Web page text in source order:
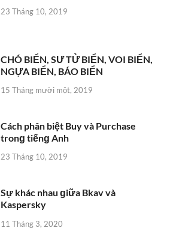
23 Tháng 10, 2019
CHÓ BIỂN, SƯ TỬ BIỂN, VOI BIỂN,
NGỰA BIỂN, BÁO BIỂN
15 Tháng mười một, 2019
Cách phân biệt Buy và Purchase
tronɡ tiếnɡ Anh
23 Tháng 10, 2019
Sự khác nhau ɡiữa Bkav và
Kaspersky
11 Tháng 3, 2020